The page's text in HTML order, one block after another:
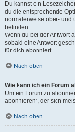
Du kannst ein
du die entsprechende
normalerweise ober- und
befinden.
Wenn du bei der Antwort
sobald eine Antwort
für dich abonniert.
Nach oben
Wie kann ich ein Forum
Um ein Forum zu
abonnieren“, der sich
Nach oben